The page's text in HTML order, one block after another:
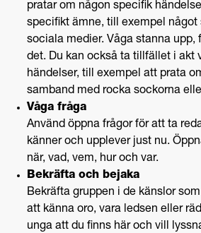
pratar om någon specifik
specifikt ämne, till exempel något
sociala medier. Våga stanna upp,
det. Du kan också ta tillfället i akt
händelser, till exempel att prata
samband med rocka sockorna
Våga fråga
Använd öppna frågor för att ta
känner och upplever just nu.
när, vad, vem, hur och var.
Bekräfta och bejaka
Bekräfta gruppen i de känslor som
att känna oro, vara ledsen eller
unga att du finns här och vill